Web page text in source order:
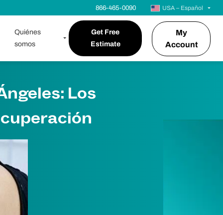
866-465-0090 USA – Español
Quiénes
somos
Get Free
Estimate
My
Account
Los